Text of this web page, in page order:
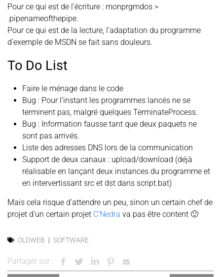
Pour ce qui est de l’écriture : monprgmdos >
.pipenameofthepipe.
Pour ce qui est de la lecture, l’adaptation du programme
d’exemple de MSDN se fait sans douleurs.
To Do List
Faire le ménage dans le code
Bug : Pour l’instant les programmes lancés ne se
terminent pas, malgré quelques TerminateProcess.
Bug : Information fausse tant que deux paquets ne
sont pas arrivés.
Liste des adresses DNS lors de la communication
Support de deux canaux : upload/download (déjà
réalisable en lançant deux instances du programme et
en intervertissant src et dst dans script.bat)
Mais cela risque d’attendre un peu, sinon un certain chef de
projet d’un certain projet C’Nedra va pas être content 🙂
OLDWEB SOFTWARE
Partager sur :